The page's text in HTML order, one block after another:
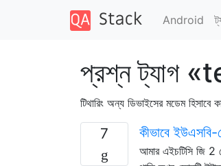
Android
প্রশ্ন ট্যাগ
টিথারিং অন্য ডিভাইসের মডেম হিসাবে
7 কীভাবে ইউএসবি-
আমার এইচটিসি জি 2